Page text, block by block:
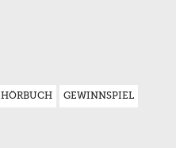
HÖRBUCH GEWINNSPIEL